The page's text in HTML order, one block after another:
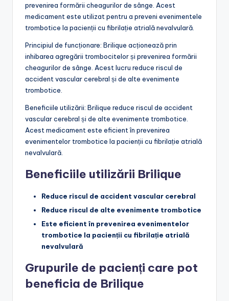
prevenirea formării cheagurilor de sânge. Acest
medicament este utilizat pentru a preveni evenimentele
trombotice la pacienții cu fibrilație atrială nevalvulară.
Principiul de funcționare: Brilique acționează prin
inhibarea agregării trombocitelor și prevenirea formării
cheagurilor de sânge. Acest lucru reduce riscul de
accident vascular cerebral și de alte evenimente
trombotice.
Beneficiile utilizării: Brilique reduce riscul de accident
vascular cerebral și de alte evenimente trombotice.
Acest medicament este eficient în prevenirea
evenimentelor trombotice la pacienții cu fibrilație atrială
nevalvulară.
Beneficiile utilizării Brilique
Reduce riscul de accident vascular cerebral
Reduce riscul de alte evenimente trombotice
Este eficient în prevenirea evenimentelor
trombotice la pacienții cu fibrilație atrială
nevalvulară
Grupurile de pacienți care pot
beneficia de Brilique